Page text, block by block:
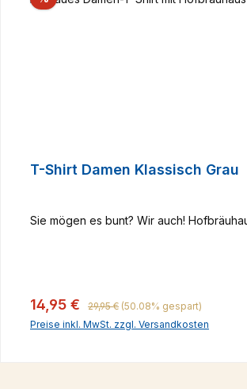
T-Shirt Damen Klassisch Grau
Sie mögen es bunt? Wir auch!
Verkaufspreis:
14,95 € Regulärer Preis:
29,95 € (50.08% gespart)
Preise inkl. MwSt. zzgl. Versandkosten